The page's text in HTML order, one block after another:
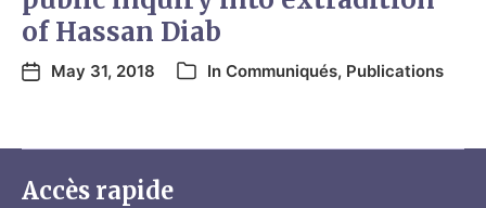
of Hassan Diab
May 31, 2018 In Communiqués, Publications
Accès rapide